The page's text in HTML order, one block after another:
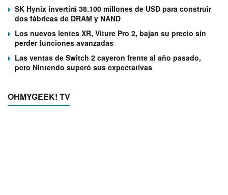
SK Hynix invertirá 38.100 millones de USD para construir
dos fábricas de DRAM y NAND
Los nuevos lentes XR, Viture Pro 2, bajan su precio sin
perder funciones avanzadas
Las ventas de Switch 2 cayeron frente al año pasado,
pero Nintendo superó sus expectativas
OHMYGEEK! TV